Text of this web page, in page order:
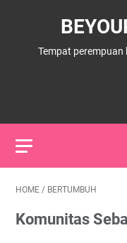
Tempat perempuan
HOME / BERTUMBUH
Komunitas